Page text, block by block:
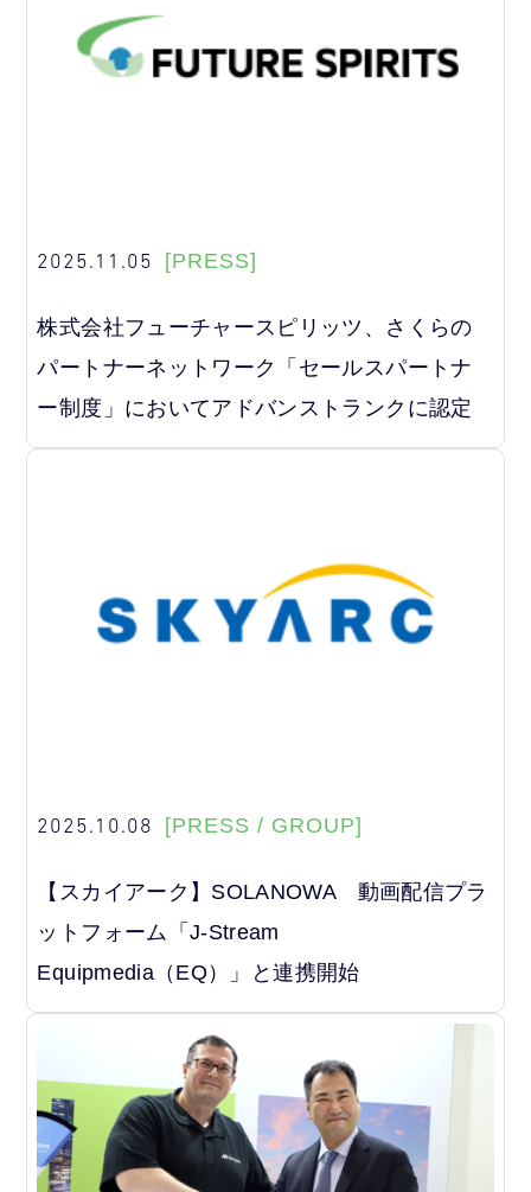
2025.11.05 [PRESS]
株式会社フューチャースピリッツ、さくらの
パートナーネットワーク「セールスパートナ
ー制度」においてアドバンストランクに認定
2025.10.08 [PRESS / GROUP]
【スカイアーク】SOLANOWA 動画配信プラ
ットフォーム「J-Stream
Equipmedia（EQ）」と連携開始